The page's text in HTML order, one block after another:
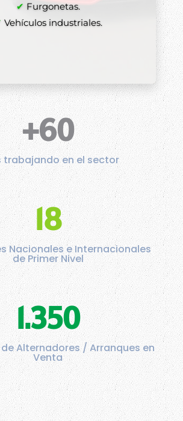
✔ Furgonetas.
Vehículos industriales.
+60
trabajando en el sector
18
Nacionales e Internacionales
de Primer Nivel
1.350
Alternadores / Arranques en
Venta